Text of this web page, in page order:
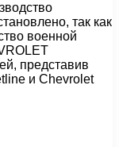
так как
военной
представив
и Chevrolet